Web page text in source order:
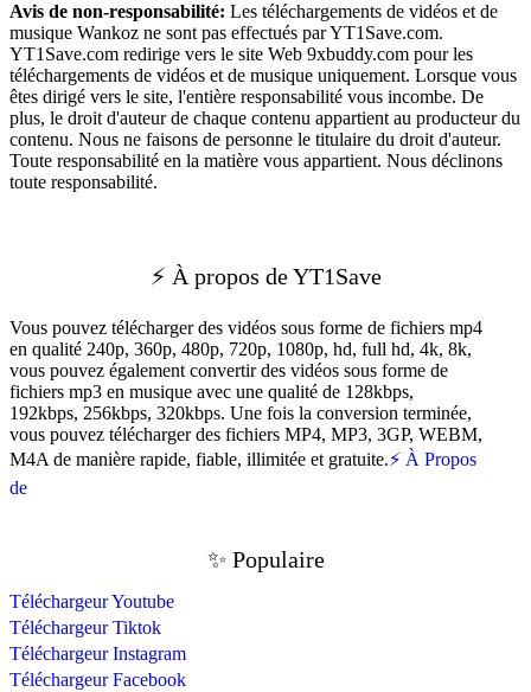
Avis de non-responsabilité: Les téléchargements de vidéos et de
musique Wankoz ne sont pas effectués par YT1Save.com.
YT1Save.com redirige vers le site Web 9xbuddy.com pour les
téléchargements de vidéos et de musique uniquement. Lorsque vous
êtes dirigé vers le site, l'entière responsabilité vous incombe. De
plus, le droit d'auteur de chaque contenu appartient au producteur du
contenu. Nous ne faisons de personne le titulaire du droit d'auteur.
Toute responsabilité en la matière vous appartient. Nous déclinons
toute responsabilité.
⚡ À propos de YT1Save
Vous pouvez télécharger des vidéos sous forme de fichiers mp4
en qualité 240p, 360p, 480p, 720p, 1080p, hd, full hd, 4k, 8k,
vous pouvez également convertir des vidéos sous forme de
fichiers mp3 en musique avec une qualité de 128kbps,
192kbps, 256kbps, 320kbps. Une fois la conversion terminée,
vous pouvez télécharger des fichiers MP4, MP3, 3GP, WEBM,
M4A de manière rapide, fiable, illimitée et gratuite.⚡ À Propos
de
✨ Populaire
Téléchargeur Youtube
Téléchargeur Tiktok
Téléchargeur Instagram
Téléchargeur Facebook